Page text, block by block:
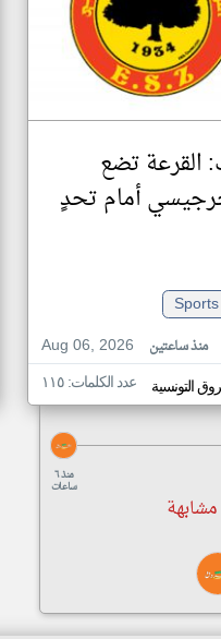
القرعة تضع
أمام تحدٍ
Sports
Aug 06, 2026
منذ ساعتين
التونسية عدد الكلمات: ١١٥
منذ ٦
ساعات